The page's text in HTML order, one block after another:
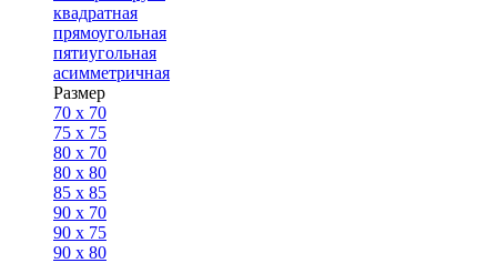
квадратная
прямоугольная
пятиугольная
асимметричная
Размер
70 x 70
75 x 75
80 x 70
80 x 80
85 x 85
90 x 70
90 x 75
90 x 80